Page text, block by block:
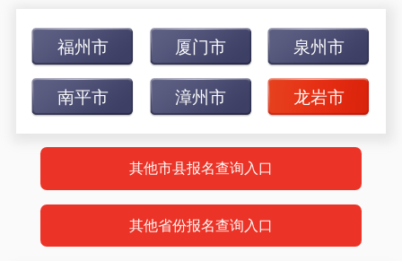
福州市 厦门市 泉州市
南平市 漳州市 龙岩市
其他市县报名查询入口
其他省份报名查询入口